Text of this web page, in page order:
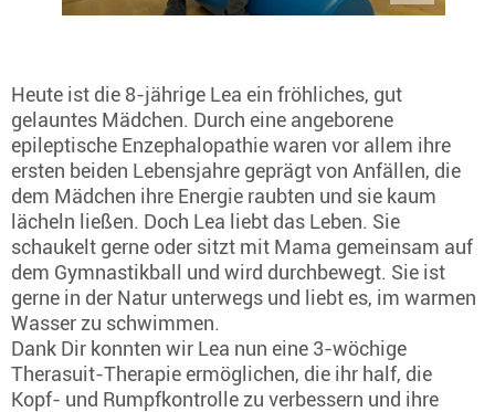
Heute ist die 8-jährige Lea ein fröhliches, gut
gelauntes Mädchen. Durch eine angeborene
epileptische Enzephalopathie waren vor allem ihre
ersten beiden Lebensjahre geprägt von Anfällen, die
dem Mädchen ihre Energie raubten und sie kaum
lächeln ließen. Doch Lea liebt das Leben. Sie
schaukelt gerne oder sitzt mit Mama gemeinsam auf
dem Gymnastikball und wird durchbewegt. Sie ist
gerne in der Natur unterwegs und liebt es, im warmen
Wasser zu schwimmen.
Dank Dir konnten wir Lea nun eine 3-wöchige
Therasuit-Therapie ermöglichen, die ihr half, die
Kopf- und Rumpfkontrolle zu verbessern und ihre